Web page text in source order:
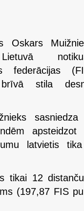
Oskars
federācijas
brīvā stila
apsteidzot
latvietis
tikai 12
(197,87 FIS